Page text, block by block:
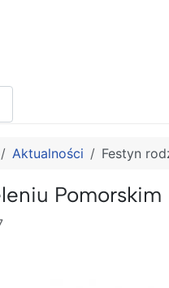
Aktualności Festyn
Pomorskim